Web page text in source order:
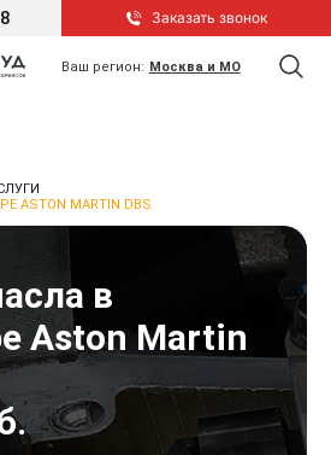
Заказать звонок
Ваш регион: Москва и МО
MARTIN DBS
в
Aston Martin